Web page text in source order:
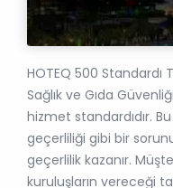
HOTEQ 500
Sağlık ve Gıda
hizmet standardıdır.
geçerliliği gibi bir
geçerlilik kazanır.
kuruluşların vereceği